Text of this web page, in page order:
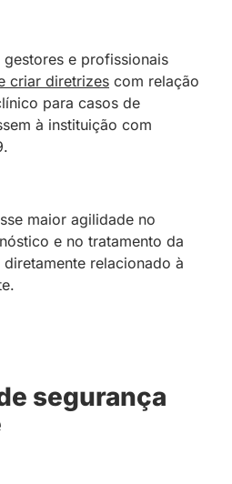
e profissionais
criar diretrizes com relação
para casos de
à instituição com
maior agilidade no
e no tratamento da
relacionado à
segurança